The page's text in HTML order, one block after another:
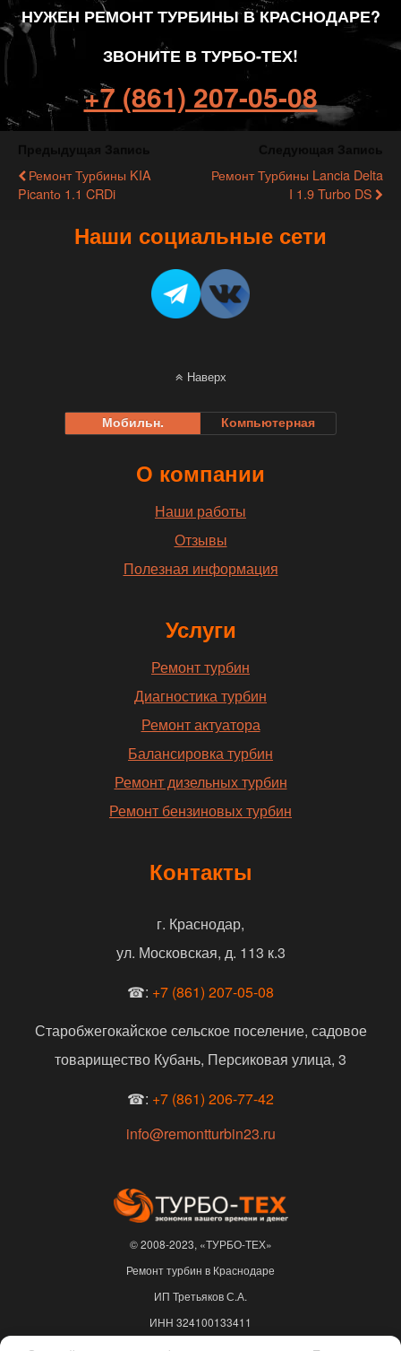
НУЖЕН РЕМОНТ ТУРБИНЫ В КРАСНОДАРЕ?
ЗВОНИТЕ В ТУРБО-ТЕХ!
+7 (861) 207-05-08
Ремонт Турбины KIA
Picantо 1.1 CRDi
Ремонт Турбины Lancia Delta
I 1.9 Turbo DS
Наши социальные сети
Наверх
Мобильн. Компьютерная
О компании
Наши работы
Отзывы
Полезная информация
Услуги
Ремонт турбин
Диагностика турбин
Ремонт актуатора
Балансировка турбин
Ремонт дизельных турбин
Ремонт бензиновых турбин
Контакты
г. Краснодар,
ул. Московская, д. 113 к.3
☎: +7 (861) 207-05-08
Старобжегокайское сельское поселение, садовое
товарищество Кубань, Персиковая улица, 3
☎: +7 (861) 206-77-42
info@remontturbin23.ru
© 2008-2023, «ТУРБО-ТЕХ»
Ремонт турбин в Краснодаре
ИП Третьяков С.А.
ИНН 324100133411
ОГРНИП 310325622500217